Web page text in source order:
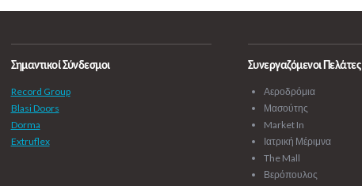
Σημαντικοί Σύνδεσμοι
Record Group
Blasi Doors
Dorma
Extruflex
Συνεργαζόμενοι Πελάτες
Αεροδρόμια
Μασούτης
Market In
Ιατρική Μέριμνα
The Mall
Βερόπουλος